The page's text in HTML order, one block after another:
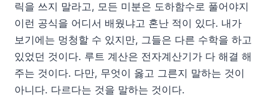
릭을 쓰지 말라고, 모든 미분은 도하함수로 풀어야지
이런 공식을 어디서 배웠냐고 혼난 적이 있다. 내가
보기에는 멍청할 수 있지만, 그들은 다른 수학을 하고
있었던 것이다. 루트 계산은 전자계산기가 다 해결 해
주는 것이다. 다만, 무엇이 옳고 그른지 말하는 것이
아니다. 다르다는 것을 말하는 것이다.